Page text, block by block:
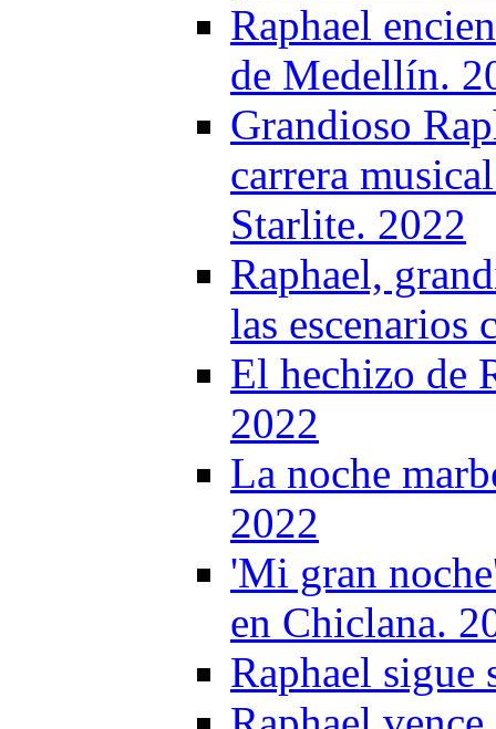
Raphael
de Medellín.
Grandioso
carrera
Starlite. 2022
Raphael,
las escenarios
El hechizo de
2022
La noche
2022
'Mi gran
en Chiclana.
Raphael sigue